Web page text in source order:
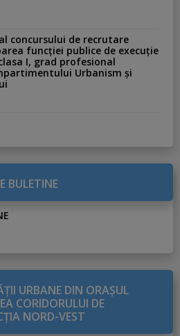
al concursului de recrutare
funcției publice de execuție
I, grad profesional
Urbanism și
BULETINE
URBANE DIN ORAŞUL
CORIDORULUI DE
NORD-VEST